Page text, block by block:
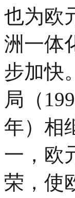
也为欧
洲一体
步加快
局（
年）相
一，欧
荣，使